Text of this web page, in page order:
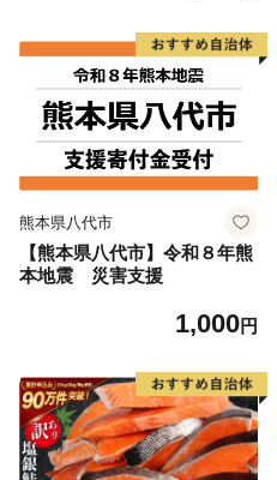
熊本県八代市
【熊本県八代市】令和８年熊
本地震 災害支援
1,000円